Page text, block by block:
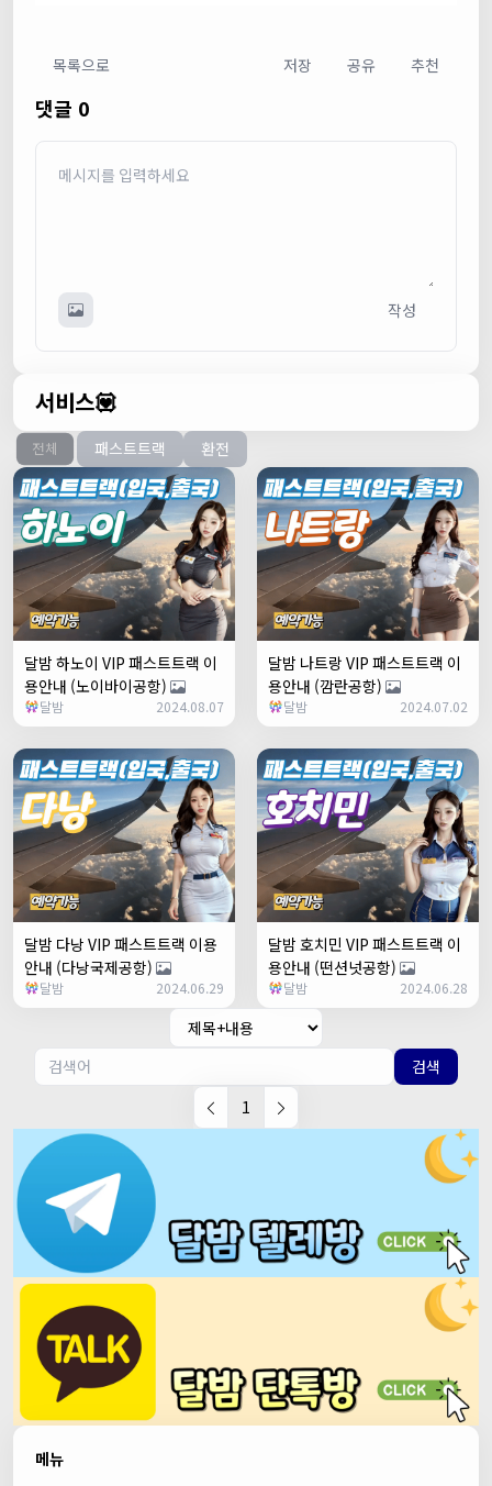
목록으로 저장 공유 추천
댓글 0
작성
서비스💟
전체 패스트트랙 환전
달밤 하노이 VIP 패스트트랙 이
용안내 (노이바이공항)
달밤 2024.08.07
달밤 나트랑 VIP 패스트트랙 이
용안내 (깜란공항)
달밤 2024.07.02
달밤 다낭 VIP 패스트트랙 이용
안내 (다낭국제공항)
달밤 2024.06.29
달밤 호치민 VIP 패스트트랙 이
용안내 (떤션넛공항)
달밤 2024.06.28
검색
1
메뉴